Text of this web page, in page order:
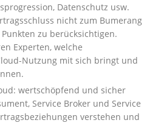
Datenschutz usw.
nicht zum Bumerang
zu berücksichtigen.
Experten, welche
Nutzung mit sich bringt und
wertschöpfend und sicher
Service Broker und Service
verstehen und